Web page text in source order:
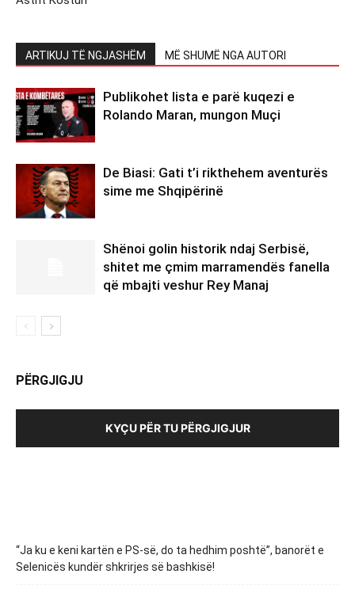
ARTIKUJ TË NGJASHËM MË SHUMË NGA AUTORI
Publikohet lista e parë kuqezi e
Rolando Maran, mungon Muçi
De Biasi: Gati t’i rikthehem aventurës
sime me Shqipërinë
Shënoi golin historik ndaj Serbisë,
shitet me çmim marramendës fanella
që mbajti veshur Rey Manaj
PËRGJIGJU
KYÇU PËR TU PËRGJIGJUR
“Ja ku e keni kartën e PS-së, do ta hedhim poshtë”, banorët e
Selenicës kundër shkrirjes së bashkisë!